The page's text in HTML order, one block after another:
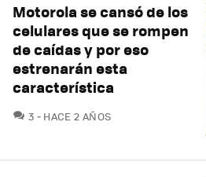
Motorola se cansó de los
celulares que se rompen
de caídas y por eso
estrenarán esta
característica
3 COMENTARIOS
HACE 2 AÑOS